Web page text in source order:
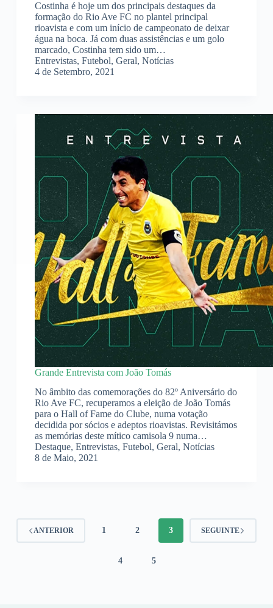
Costinha é hoje um dos principais destaques da
formação do Rio Ave FC no plantel principal
rioavista e com um início de campeonato de deixar
água na boca. Já com duas assistências e um golo
marcado, Costinha tem sido um…
Entrevistas, Futebol, Geral, Notícias
4 de Setembro, 2021
Grande Entrevista com João Tomás
No âmbito das comemorações do 82º Aniversário do
Rio Ave FC, recuperamos a eleição de João Tomás
para o Hall of Fame do Clube, numa votação
decidida por sócios e adeptos rioavistas. Revisitámos
as memórias deste mítico camisola 9 numa…
Destaque, Entrevistas, Futebol, Geral, Notícias
8 de Maio, 2021
ANTERIOR 1 2 3
4 5
SEGUINTE